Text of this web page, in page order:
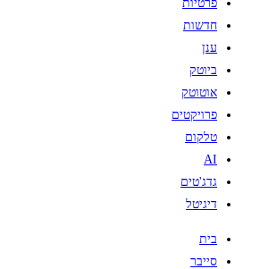
פרטיות
חדשות
ענן
ביוטק
אוטוטק
פרויקטים
טלקום
AI
גדג'טים
דיגיטל
בית
סייבר